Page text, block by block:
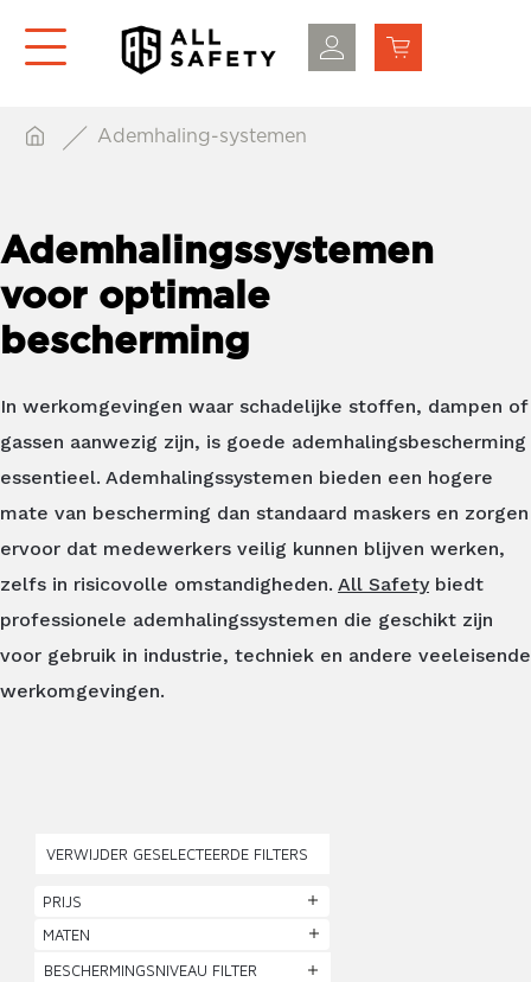
Ademhaling-systemen
Ademhalingssystemen
voor optimale
bescherming
In werkomgevingen waar schadelijke stoffen, dampen of
gassen aanwezig zijn, is goede ademhalingsbescherming
essentieel. Ademhalingssystemen bieden een hogere
mate van bescherming dan standaard maskers en zorgen
ervoor dat medewerkers veilig kunnen blijven werken,
zelfs in risicovolle omstandigheden. All Safetybiedt
professionele ademhalingssystemen die geschikt zijn
voor gebruik in industrie, techniek en andere veeleisende
werkomgevingen.
VERWIJDER GESELECTEERDE FILTERS
PRIJS
MATEN
BESCHERMINGSNIVEAU FILTER